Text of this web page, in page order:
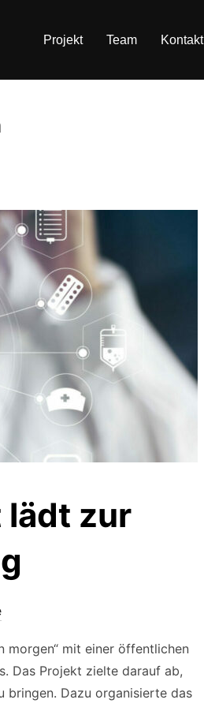
Projekt Team Kontakt
zur
morgen“ mit einer öffentlichen
Das Projekt zielte darauf ab,
bringen. Dazu organisierte das